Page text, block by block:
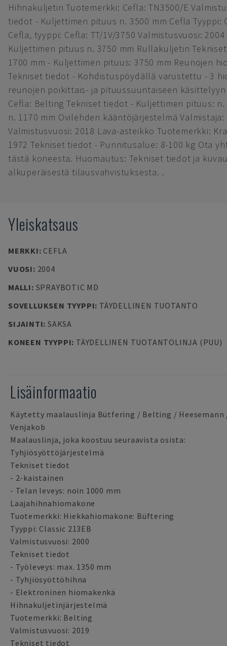
Hihnakuljetin Tuotemerkki: Cefla: TN3500/E
tiedot - Kuljettimen pituus n. 3500 mm Cefla Tyyppi:
Cefla, tyyppi: Cefla: TT/1V/3750 Valmistusvuosi:
Kuljettimen pituus n. 3750 mm Rullakuljetin
1700 mm - Kuljettimen pituus: 3750 mm Reunojen
Tekniset tiedot - Kohdistuspöydällä varustettu - 3
reunojen poikittais- ja pituussuuntaiseen
Cefla: Belting Tekniset tiedot - Kuljettimen pituus: n.
n. 1170 mm Ovilehden kääntöjärjestelmä
Valmistusvuosi: 2018 Lava-asteikko Tuotemerkki:
1972 Tekniset tiedot - Punnitusalue: 8-100 kg Ota
tästä koneesta. Huomautus: Tekniset tiedot ja
alkuperäisestä tilausvahvistuksesta. .
Yleiskatsaus
MERKKI: CEFLA
VUOSI: 2004
MALLI: SPRAYBOTIC MD
SOVELLUKSEN TYYPPI: TÄYDELLINEN TUOTANTO
SIJAINTI: SAKSA
KONEEN TYYPPI: TÄYDELLINEN TUOTANTOLINJA (PUU)
Lisäinformaatio
Käytetty maalauslinja Bütfering / Belting /
Venjakob
Maalauslinja, joka koostuu seuraavista osista:
Tyhjiösyöttöjärjestelmä
Tekniset tiedot
- 2-kaistainen
- Telan leveys: noin 1000 mm
Laajahihnahiomakone
Tuotemerkki: Hiekkahiomakone: Büftering
Tyyppi: Classic 213EB
Valmistusvuosi: 2000
Tekniset tiedot
- Työleveys: max. 1350 mm
- Tyhjiösyöttöhihna
- Elektroninen hiomakenkä
Hihnakuljetinjärjestelmä
Tuotemerkki: Belting
Valmistusvuosi: 2019
Tekniset tiedot